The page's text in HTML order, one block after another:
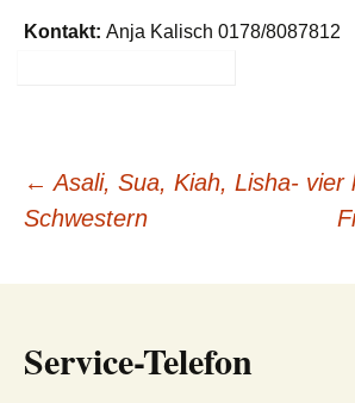
Kontakt: Anja Kalisch 0178/8087812
← Asali, Sua, Kiah, Lisha- vier
Schwestern
Service-Telefon